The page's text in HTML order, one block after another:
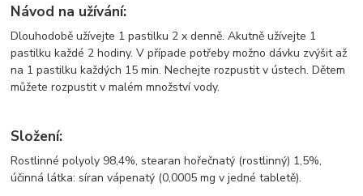
Návod na užívání:
Dlouhodobě užívejte 1 pastilku 2 x denně. Akutně užívejte 1
pastilku každé 2 hodiny. V případe potřeby možno dávku zvýšit až
na 1 pastilku každých 15 min. Nechejte rozpustit v ústech. Dětem
můžete rozpustit v malém množství vody.
Složení:
Rostlinné polyoly 98,4%, stearan hořečnatý (rostlinný) 1,5%,
účinná látka: síran vápenatý (0,0005 mg v jedné tabletě).